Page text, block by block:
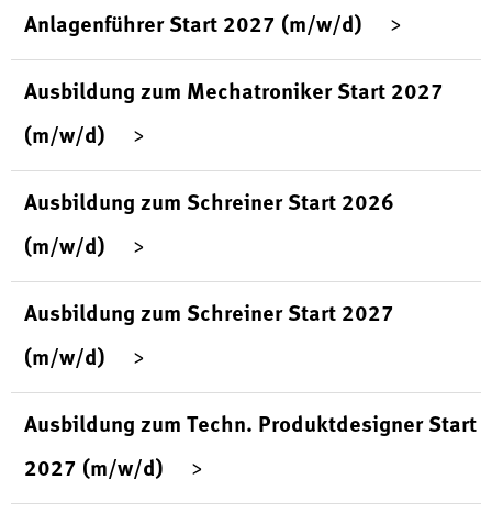
Anlagenführer Start 2027 (m/w/d)
Ausbildung zum Mechatroniker Start 2027
(m/w/d)
Ausbildung zum Schreiner Start 2026
(m/w/d)
Ausbildung zum Schreiner Start 2027
(m/w/d)
Ausbildung zum Techn. Produktdesigner Start
2027 (m/w/d)